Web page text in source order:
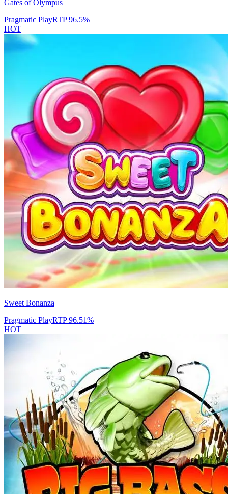
Gates of Olympus
Pragmatic PlayRTP96.5%
HOT
Sweet Bonanza
Pragmatic PlayRTP96.51%
HOT